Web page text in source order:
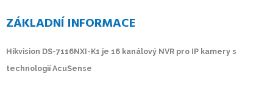
ZÁKLADNÍ INFORMACE
Hikvision DS-7116NXI-K1 je 16 kanálový NVR pro IP kamery s
technologií AcuSense